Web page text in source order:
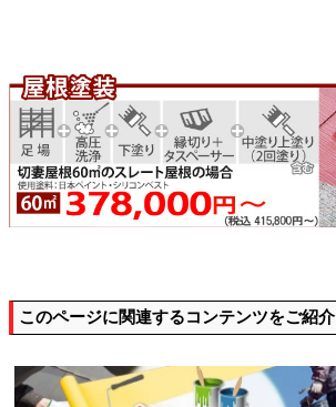
このページに関連するコンテンツをご紹介